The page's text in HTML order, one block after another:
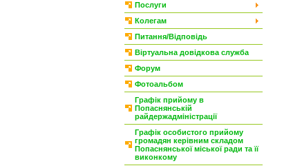
Послуги
Колегам
Питання/Відповідь
Віртуальна довідкова служба
Форум
Фотоальбом
Графік прийому в
Попаснянській
райдержадміністрації
Графік особистого прийому
громадян керівним складом
Попаснянської міської ради та її
виконкому